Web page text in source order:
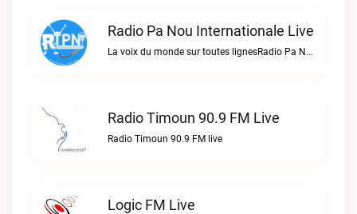
Radio Pa Nou Internationale Live
La voix du monde sur toutes lignesRadio Pa Nou Internationale live
Radio Timoun 90.9 FM Live
Radio Timoun 90.9 FM live
Logic FM Live